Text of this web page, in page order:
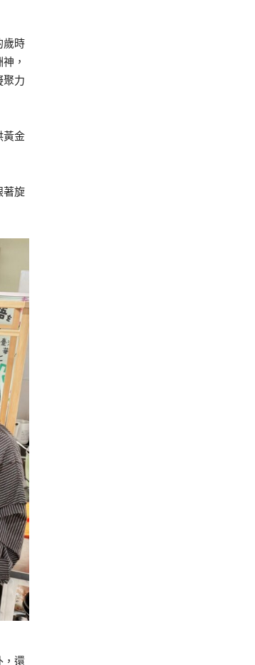
歲時
，
聚力
黃金
著旋
，還